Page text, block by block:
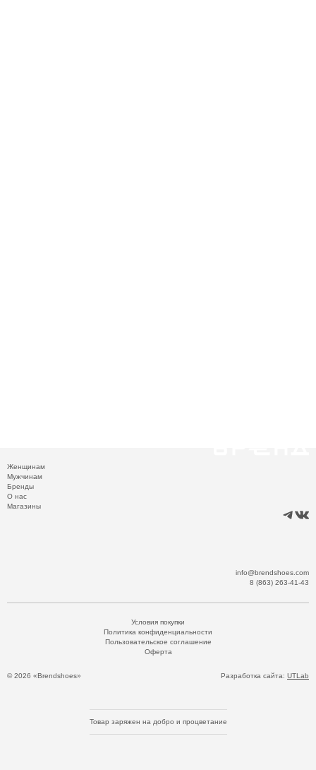
Женщинам
Мужчинам
Бренды
О нас
Магазины
info@brendshoes.com
8 (863) 263-41-43
© 2026 «Brendshoes»
Условия покупки
Политика конфиденциальности
Пользовательское соглашение
Оферта
Разработка сайта: UTLab
Товар заряжен на добро и процветание